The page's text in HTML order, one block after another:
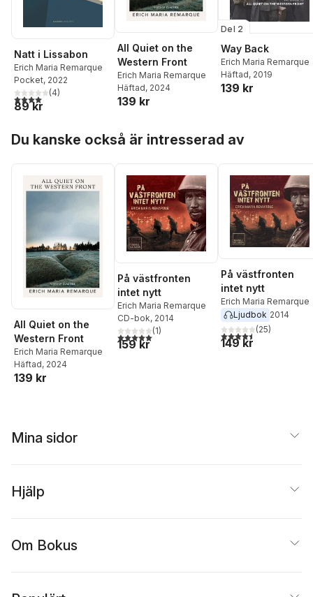
Natt i Lissabon
Erich Maria Remarque
Pocket, 2022
4,0utav 5 stjärnor. Totalt antal röster:
(4)
89 kr
All Quiet on the
Western Front
Erich Maria Remarque
Häftad, 2024
139 kr
Del 2
Way Back
Erich Maria Remarque
Häftad, 2019
139 kr
Du kanske också är intresserad av
All Quiet on the
Western Front
Erich Maria Remarque
Häftad, 2024
139 kr
På västfronten
intet nytt
Erich Maria Remarque
CD-bok, 2014
5,0utav 5 stjärnor. Totalt antal röster:
(1)
159 kr
På västfronten
intet nytt
Erich Maria Remarque
Ljudbok 2014
4,5utav 5 stjärnor.
(25)
149 kr
Mina sidor
Hjälp
Om Bokus